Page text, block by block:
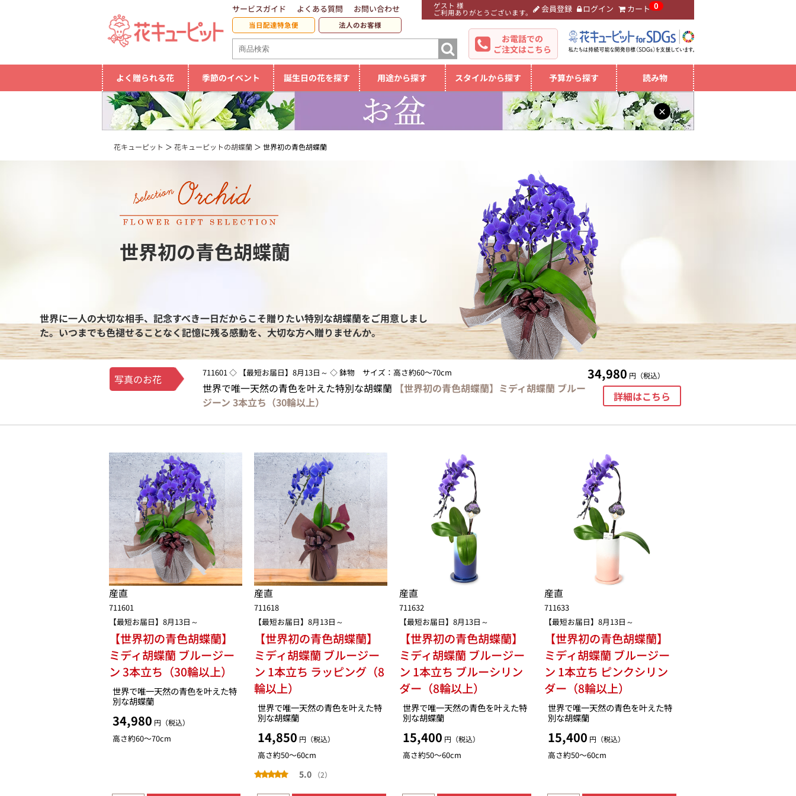
ゲスト 様
ご利用ありがとうございます。 会員登録 ログイン カート 0
サービスガイド よくある質問 お問い合わせ
当日配達特急便 法人のお客様
お電話での
ご注文はこちら
よく贈られる花 季節のイベント 誕生日の花を探す 用途から探す スタイルから探す 予算から探す 読み物
×
花キューピット 花キューピットの胡蝶蘭 世界初の青色胡蝶蘭
世界初の青色胡蝶蘭
世界に一人の大切な相手、記念すべき一日だからこそ贈りたい特別な胡蝶蘭をご用意しまし
た。いつまでも色褪せることなく記憶に残る感動を、大切な方へ贈りませんか。
写真のお花 711601 ◇ 【最短お届日】8月13日～ ◇ 鉢物 サイズ：高さ約60〜70cm
世界で唯一天然の青色を叶えた特別な胡蝶蘭
【世界初の青色胡蝶蘭】ミディ胡蝶蘭 ブルー
ジーン 3本立ち（30輪以上）
34,980 円（税込）
詳細はこちら
産直
711601
【最短お届日】8月13日～
【世界初の青色胡蝶蘭】
ミディ胡蝶蘭 ブルージー
ン 3本立ち（30輪以上）
世界で唯一天然の青色を叶えた特
別な胡蝶蘭
34,980 円（税込）
高さ約60〜70cm
産直
711618
【最短お届日】8月13日～
【世界初の青色胡蝶蘭】
ミディ胡蝶蘭 ブルージー
ン 1本立ち ラッピング（8
輪以上）
世界で唯一天然の青色を叶えた特
別な胡蝶蘭
14,850 円（税込）
高さ約50〜60cm
5.0 （2）
産直
711632
【最短お届日】8月13日～
【世界初の青色胡蝶蘭】
ミディ胡蝶蘭 ブルージー
ン 1本立ち ブルーシリン
ダー（8輪以上）
世界で唯一天然の青色を叶えた特
別な胡蝶蘭
15,400 円（税込）
高さ約50〜60cm
産直
711633
【最短お届日】8月13日～
【世界初の青色胡蝶蘭】
ミディ胡蝶蘭 ブルージー
ン 1本立ち ピンクシリン
ダー（8輪以上）
世界で唯一天然の青色を叶えた特
別な胡蝶蘭
15,400 円（税込）
高さ約50〜60cm